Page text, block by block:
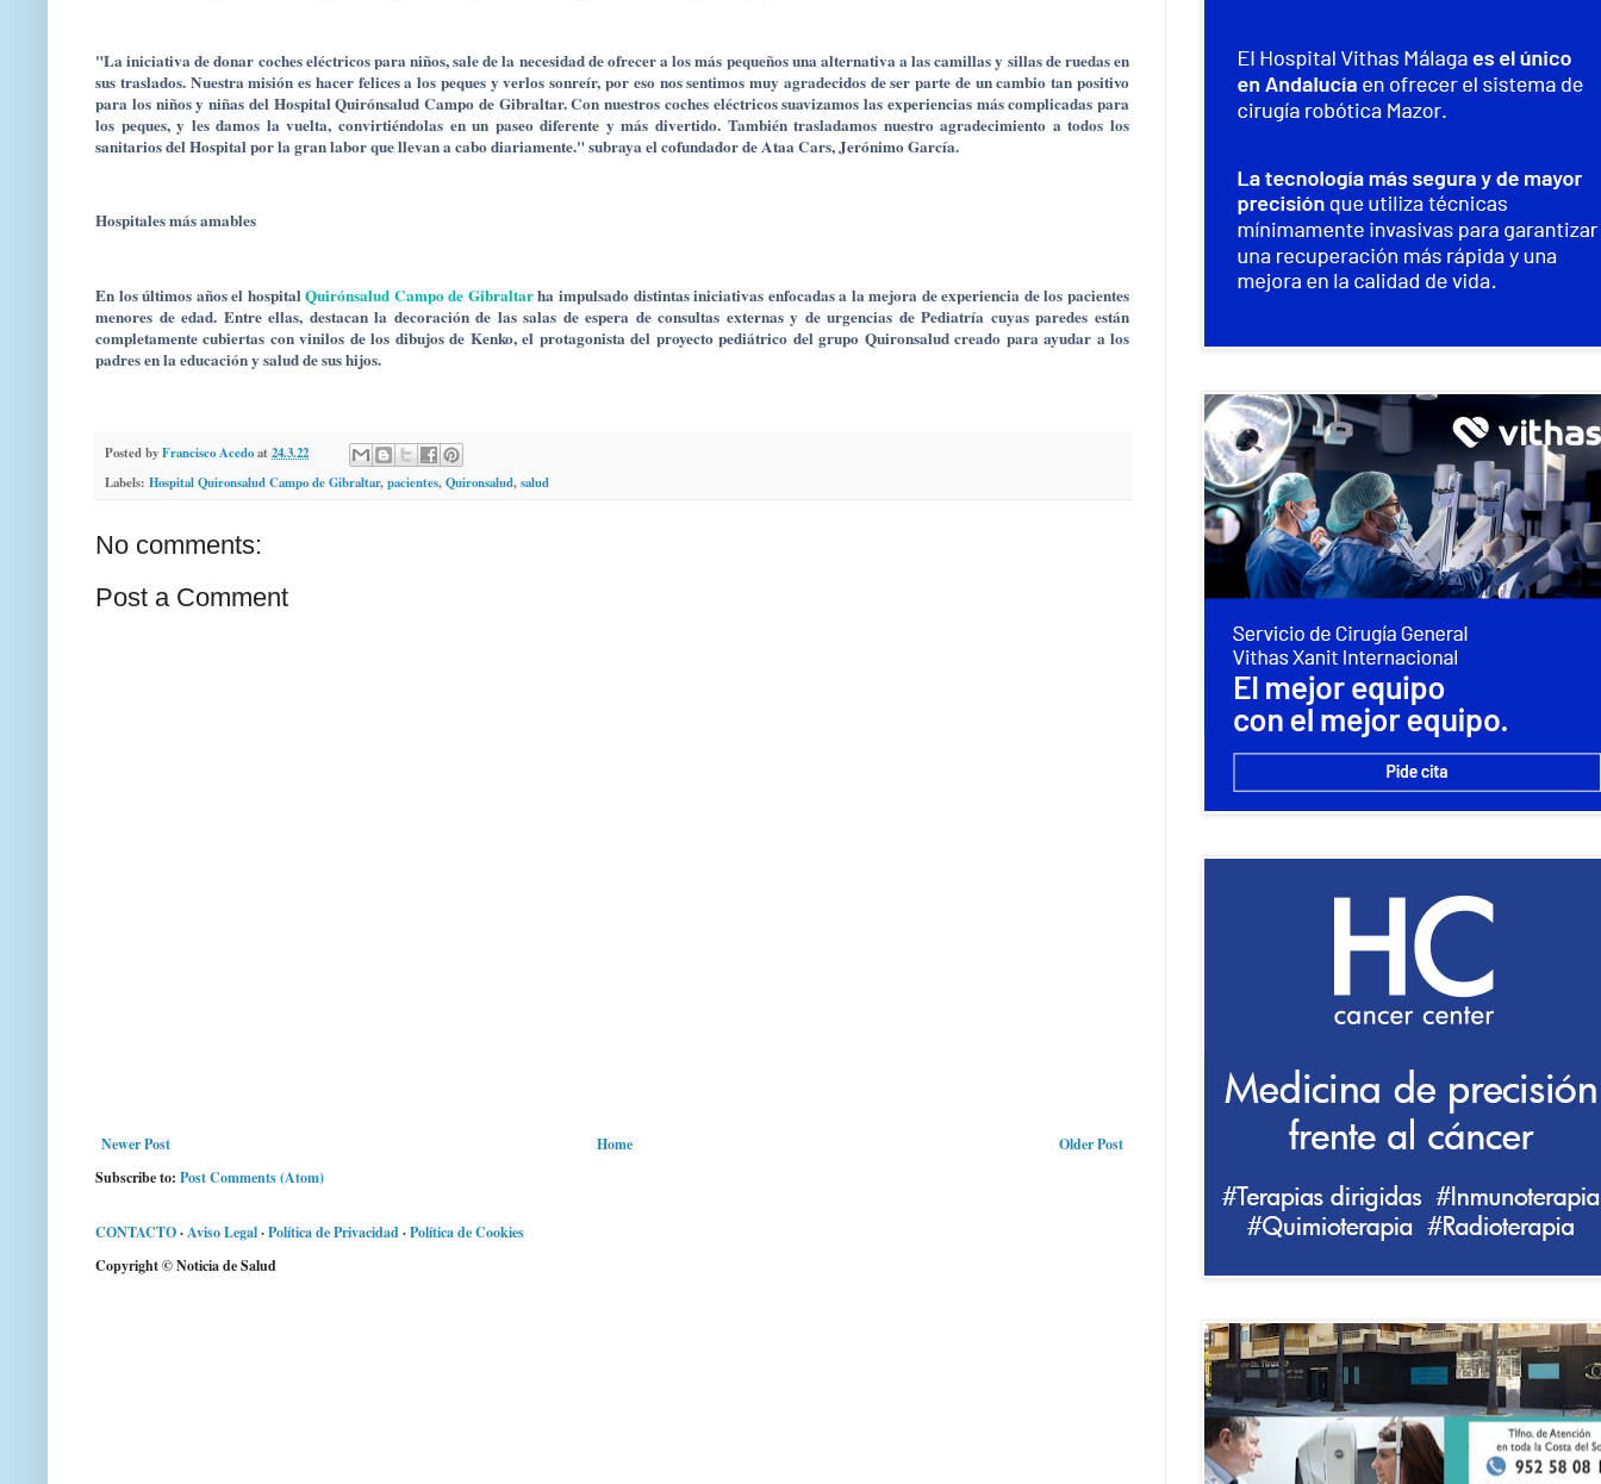
"La iniciativa de donar coches eléctricos para niños, sale de la necesidad de ofrecer a los más pequeños una alternativa a las camillas y sillas de ruedas en
sus traslados. Nuestra misión es hacer felices a los peques y verlos sonreír, por eso nos sentimos muy agradecidos de ser parte de un cambio tan positivo
para los niños y niñas del Hospital Quirónsalud Campo de Gibraltar. Con nuestros coches eléctricos suavizamos las experiencias más complicadas para
los peques, y les damos la vuelta, convirtiéndolas en un paseo diferente y más divertido. También trasladamos nuestro agradecimiento a todos los
sanitarios del Hospital por la gran labor que llevan a cabo diariamente." subraya el cofundador de Ataa Cars, Jerónimo García.
Hospitales más amables
En los últimos años el hospitalQuirónsalud Campo de Gibraltarha impulsado distintas iniciativas enfocadas a la mejora de experiencia de los pacientes
menores de edad. Entre ellas, destacan la decoración de las salas de espera de consultas externas y de urgencias de Pediatría cuyas paredes están
completamente cubiertas con vinilos de los dibujos de Kenko, el protagonista del proyecto pediátrico del grupo Quironsalud creado para ayudar a los
padres en la educación y salud de sus hijos.
Posted byFrancisco Acedoat 24.3.22
Labels: Hospital Quironsalud Campo de Gibraltar,pacientes,Quironsalud,salud
No comments:
Post a Comment
Newer Post Older Post
Home
Subscribe to: Post Comments (Atom)
CONTACTO·Aviso Legal·Política de Privacidad·Política de Cookies
Copyright © Noticia de Salud